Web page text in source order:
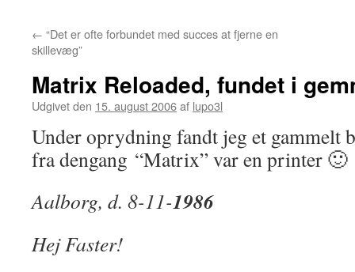
← “Det er ofte forbundet med succes at fjerne en
skillevæg”
Matrix Reloaded, fundet i
Udgivet den 15. august 2006af lupo3l
Under oprydning fandt jeg et gammelt
fra dengang “Matrix” var en printer 🙂
Aalborg, d. 8-11-1986
Hej Faster!